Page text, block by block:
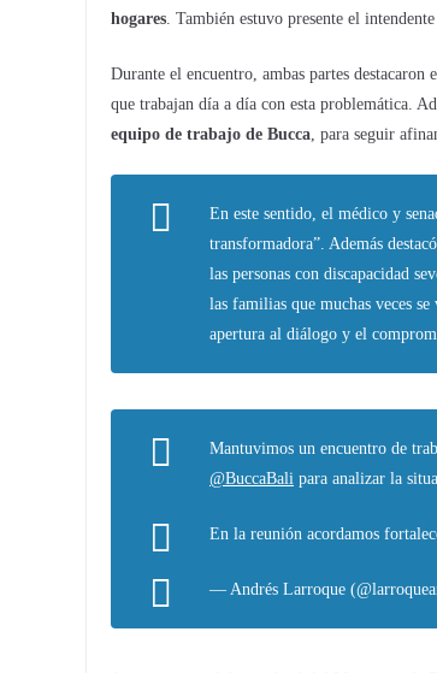
hogares. También estuvo presente el
Durante el encuentro, ambas partes destacaron
que trabajan día a día con esta problemática.
equipo de trabajo de Bucca, para seguir
En este sentido, el médico y
transformadora”. Además
las personas con discapacidad
las familias que muchas veces
apertura al diálogo y el
Mantuvimos un encuentro de
@BuccaBali para analizar la
En la reunión acordamos
— Andrés Larroque